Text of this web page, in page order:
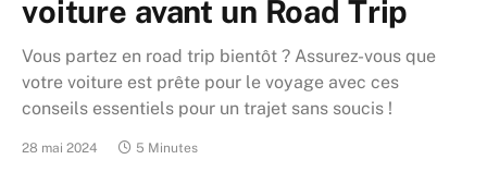
voiture avant un Road Trip
Vous partez en road trip bientôt ? Assurez-vous que
votre voiture est prête pour le voyage avec ces
conseils essentiels pour un trajet sans soucis !
28 mai 2024 5 Minutes